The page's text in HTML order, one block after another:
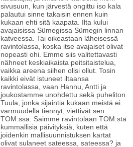
sivusuun, kun järvestä ongittu iso kala
palautui sinne takaisin ennen kuin
kukaan ehti sitä kaapata. Ilta kului
avajaisissa Sümegissa Sümegin linnan
katveessa. Tai oikeastaan läheisessä
ravintolassa, koska itse avajaiset olivat
nopeasti ohi. Emme siis valitettavasti
nähneet keskiaikaista peitsitaistelua,
vaikka areena siihen olisi ollut. Tosin
kaikki eivät istuneet iltaansa
ravintolassa, vaan Hannu, Antti ja
joukostamme unohdettu sekä puheliton
Tuula, jonka sijaintia kukaan meistä ei
varmuudella tiennyt, viettivät sen
TOM:ssa. Saimme ravintolaan TOM:sta
kummallisia päivityksiä, kuten että
joidenkin mallisuunnistuksen kartat
olivat sulaneet sateessa, sateessa? ja